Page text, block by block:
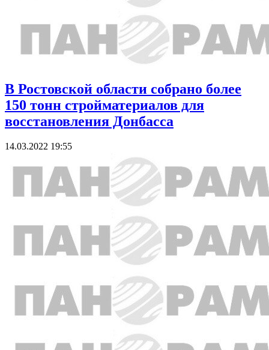
В Ростовской области собрано более
150 тонн стройматериалов для
восстановления Донбасса
14.03.2022 19:55